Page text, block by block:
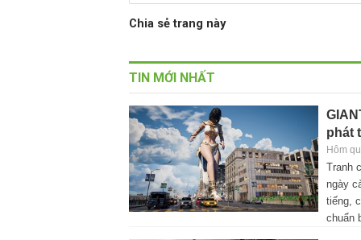
Chia sẻ trang này
TIN MỚI NHẤT
phát
Hôm
Tranh
ngày
tiếng,
chuẩn